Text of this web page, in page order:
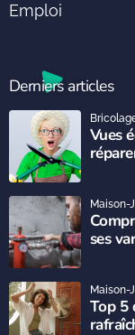
Emploi
Derniers articles
Vues
ses
Maison-
Top 5
Maison-